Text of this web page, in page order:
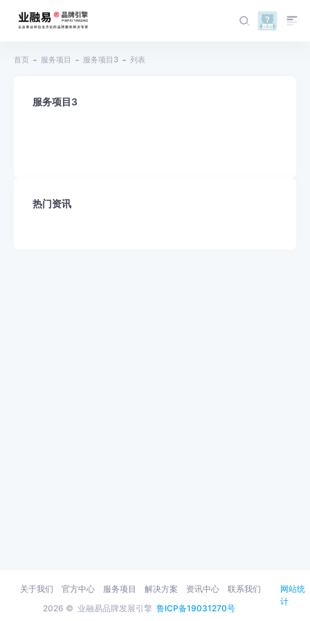
首页 服务项目 服务项目3 列表
服务项目3
热门资讯
2026 © 业融易品牌发展引擎 鲁ICP备19031270号
关于我们 官方中心 服务项目 解决方案 资讯中心 联系我们
网站统
计